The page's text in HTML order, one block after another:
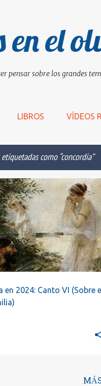
en el
pensar sobre los grandes
LIBROS VÍDEOS
como concordia
en 2024: Canto VI (Sobre
DESNUDEZ + 5